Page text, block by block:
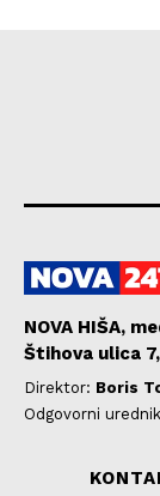
NOVA HIŠA,
Štihova ulica
Direktor: Boris
Odgovorni